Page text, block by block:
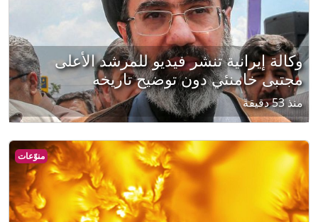
وكالة إيرانية تنشر فيديو للمرشد الأعلى
مجتبى خامنئي دون توضيح تاريخه
منذ 53 دقيقة
منوّعات